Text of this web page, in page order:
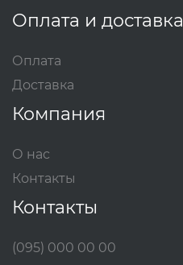
Оплата и доставка
Оплата
Доставка
Компания
О нас
Контакты
Контакты
(095) 000 00 00